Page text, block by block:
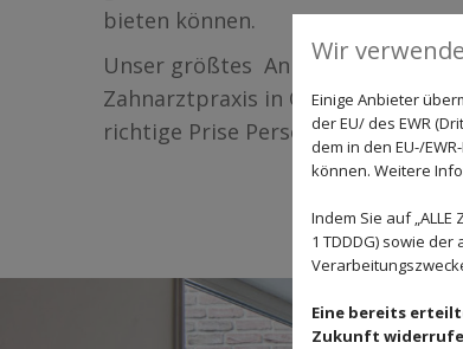
bieten können.
Unser größtes Anliegen ist es,
Zahnarztpraxis in Osnabrück
richtige Prise Persönlichkeit und
Wir
Einige Anbieter
der EU/ des EWR
dem in den EU-/
können. Weitere
Indem Sie auf
1 TDDDG) sowie
Eine bereits
Zukunft